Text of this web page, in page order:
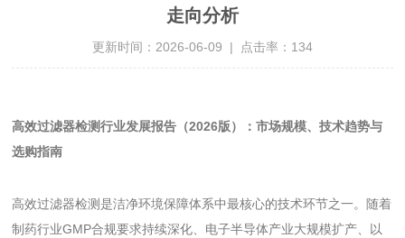
走向分析
更新时间：2026-06-09 | 点击率：134
高效过滤器检测行业发展报告（2026版）：市场规模、技术趋势与
选购指南
高效过滤器检测是洁净环境保障体系中最核心的技术环节之一。随着
制药行业GMP合规要求持续深化、电子半导体产业大规模扩产、以